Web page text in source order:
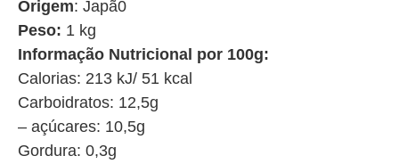
Origem: Japã0
Peso: 1 kg
Informação Nutricional por 100g:
Calorias: 213 kJ/ 51 kcal
Carboidratos: 12,5g
– açúcares: 10,5g
Gordura: 0,3g